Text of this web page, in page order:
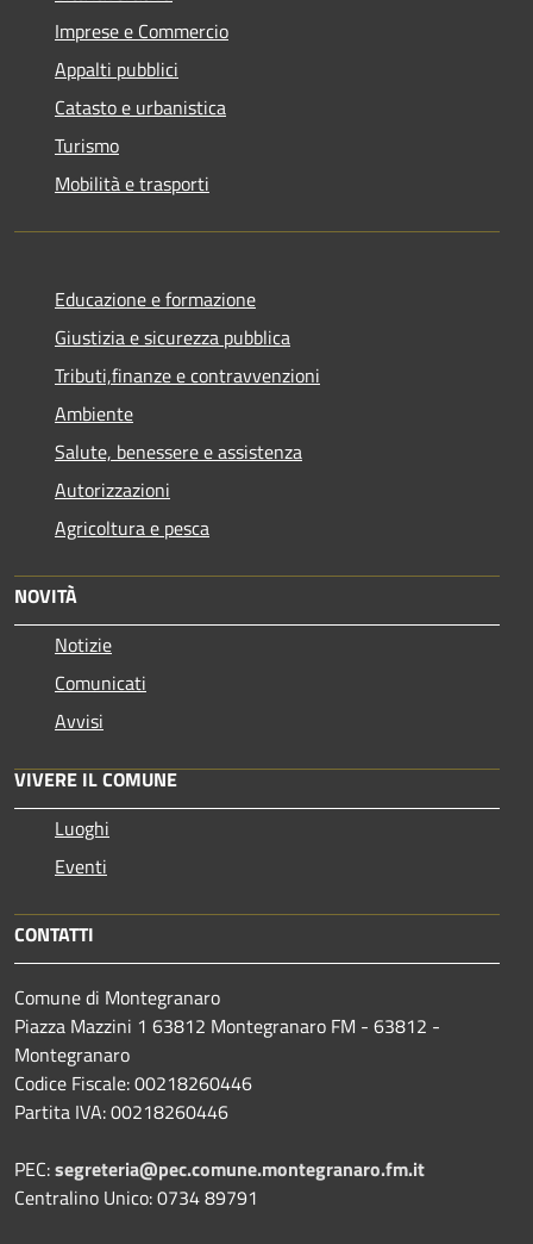
Imprese e Commercio
Appalti pubblici
Catasto e urbanistica
Turismo
Mobilità e trasporti
Educazione e formazione
Giustizia e sicurezza pubblica
Tributi,finanze e contravvenzioni
Ambiente
Salute, benessere e assistenza
Autorizzazioni
Agricoltura e pesca
NOVITÀ
Notizie
Comunicati
Avvisi
VIVERE IL COMUNE
Luoghi
Eventi
CONTATTI
Comune di Montegranaro
Piazza Mazzini 1 63812 Montegranaro FM - 63812 -
Montegranaro
Codice Fiscale: 00218260446
Partita IVA: 00218260446
PEC:segreteria@pec.comune.montegranaro.fm.it
Centralino Unico: 0734 89791